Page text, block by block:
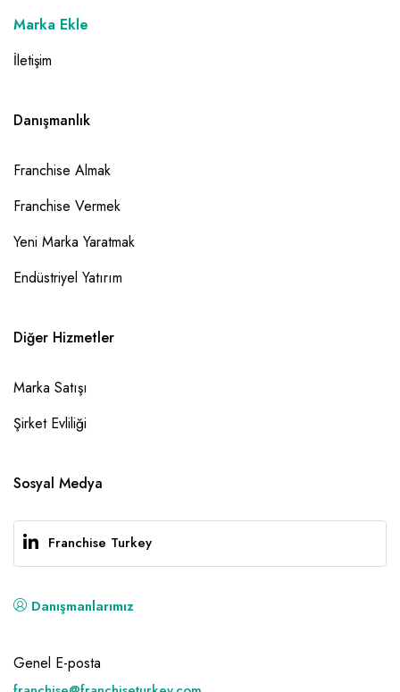
Marka Ekle
İletişim
Danışmanlık
Franchise Almak
Franchise Vermek
Yeni Marka Yaratmak
Endüstriyel Yatırım
Diğer Hizmetler
Marka Satışı
Şirket Evliliği
Sosyal Medya
Franchise Turkey
Danışmanlarımız
Genel E-posta